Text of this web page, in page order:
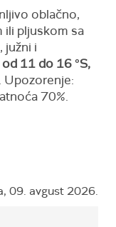
oblačno,
ili pljuskom sa
južni i
11 do 16 °S,
. Upozorenje:
70%.
09. avgust 2026.